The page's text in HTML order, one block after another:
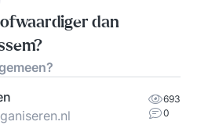
dan
693
0